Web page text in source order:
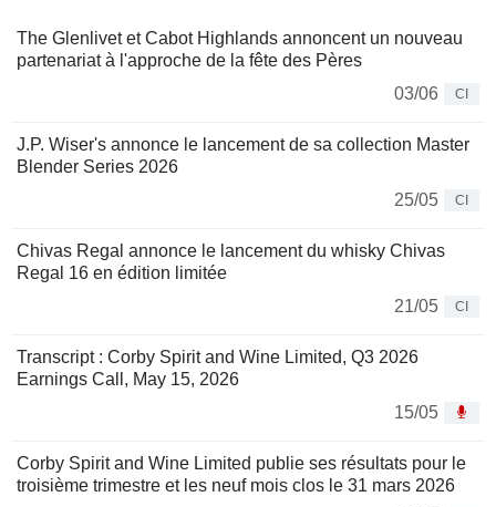
The Glenlivet et Cabot Highlands annoncent un nouveau
partenariat à l'approche de la fête des Pères
03/06
CI
J.P. Wiser's annonce le lancement de sa collection Master
Blender Series 2026
25/05
CI
Chivas Regal annonce le lancement du whisky Chivas
Regal 16 en édition limitée
21/05
CI
Transcript : Corby Spirit and Wine Limited, Q3 2026
Earnings Call, May 15, 2026
15/05
Corby Spirit and Wine Limited publie ses résultats pour le
troisième trimestre et les neuf mois clos le 31 mars 2026